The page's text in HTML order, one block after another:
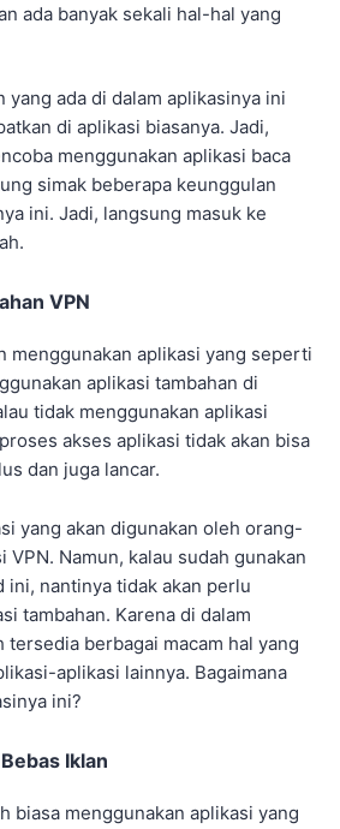
ada banyak sekali hal-hal yang
yang ada di dalam aplikasinya ini
di aplikasi biasanya. Jadi,
menggunakan aplikasi baca
simak beberapa keunggulan
ini. Jadi, langsung masuk ke
VPN
menggunakan aplikasi yang seperti
aplikasi tambahan di
tidak menggunakan aplikasi
akses aplikasi tidak akan bisa
dan juga lancar.
yang akan digunakan oleh orang-
VPN. Namun, kalau sudah gunakan
ini, nantinya tidak akan perlu
tambahan. Karena di dalam
tersedia berbagai macam hal yang
aplikasi lainnya. Bagaimana
ini?
Iklan
biasa menggunakan aplikasi yang